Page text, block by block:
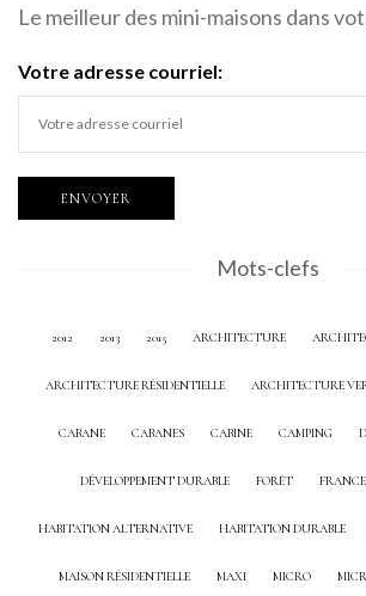
Le meilleur des mini-maisons dans
Votre adresse courriel:
Mots-clefs
2012 2013 2015 ARCHITECTURE
ARCHITECTURE RÉSIDENTIELLE ARCHITECTURE
CABANE CABANES CABINE CAMPING
DÉVELOPPEMENT DURABLE FORÊT FRANCE
HABITATION ALTERNATIVE HABITATION DURABLE
MAISON RÉSIDENTIELLE MAXI MICRO